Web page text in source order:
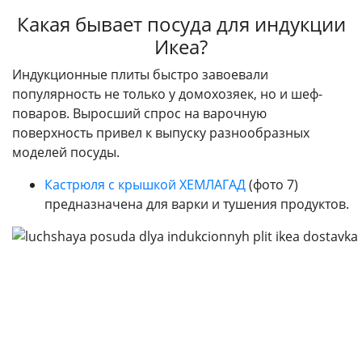
Какая бывает посуда для индукции
Икеа?
Индукционные плиты быстро завоевали
популярность не только у домохозяек, но и шеф-
поваров. Выросший спрос на варочную
поверхность привел к выпуску разнообразных
моделей посуды.
Кастрюля с крышкой ХЕМЛАГАД(фото 7)
предназначена для варки и тушения продуктов.